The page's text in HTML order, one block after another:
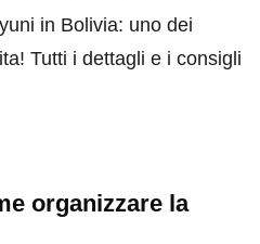
in Bolivia: uno dei
Tutti i dettagli e i consigli
organizzare la